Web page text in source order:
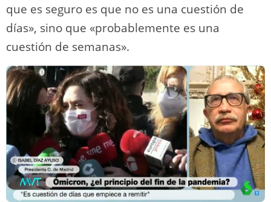
que es seguro es que no es una cuestión de
días», sino que «probablemente es una
cuestión de semanas».